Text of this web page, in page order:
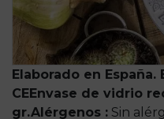
Elaborado en España.
CEEnvase de vidrio
gr.Alérgenos : Sin